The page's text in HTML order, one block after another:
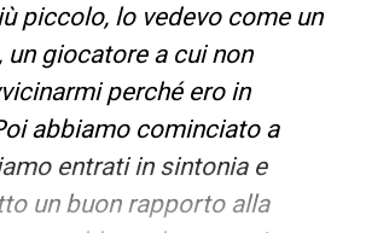
piccolo, lo vedevo come un
giocatore a cui non
perché ero in
abbiamo cominciato a
entrati in sintonia e
un buon rapporto alla